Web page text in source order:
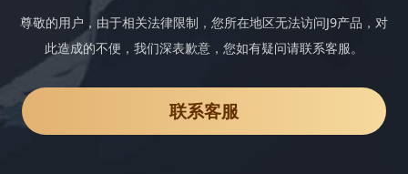
尊敬的用户，由于相关法律限制，您所在地区无法访问J9产品，对
此造成的不便，我们深表歉意，您如有疑问请联系客服。
联系客服